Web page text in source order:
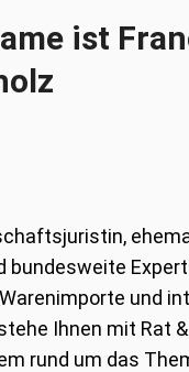
ist
bundesweite
und
Ihnen mit Rat
rund um das